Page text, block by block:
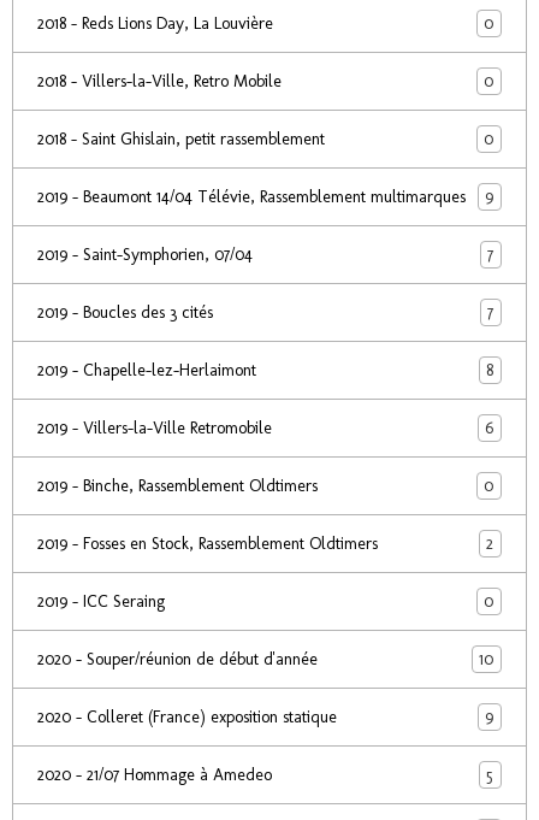
2018 - Reds Lions Day, La Louvière 0
2018 - Villers-la-Ville, Retro Mobile 0
2018 - Saint Ghislain, petit rassemblement 0
2019 - Beaumont 14/04 Télévie, Rassemblement multimarques 9
2019 - Saint-Symphorien, 07/04 7
2019 - Boucles des 3 cités 7
2019 - Chapelle-lez-Herlaimont 8
2019 - Villers-la-Ville Retromobile 6
2019 - Binche, Rassemblement Oldtimers 0
2019 - Fosses en Stock, Rassemblement Oldtimers 2
2019 - ICC Seraing 0
2020 - Souper/réunion de début d'année 10
2020 - Colleret (France) exposition statique 9
2020 - 21/07 Hommage à Amedeo 5